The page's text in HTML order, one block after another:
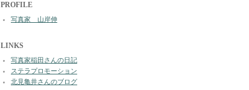
PROFILE
写真家 山岸伸
LINKS
写真家稲田さんの日記
ステラプロモーション
北見亀井さんのブログ